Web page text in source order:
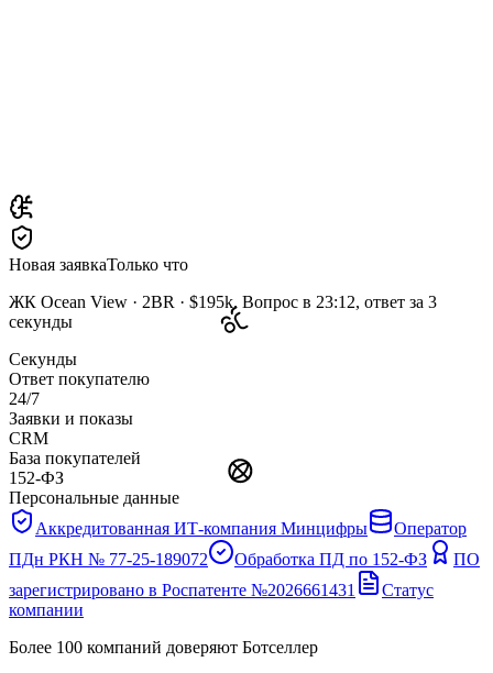
Новая заявкаТолько что
ЖК Ocean View · 2BR · $195k. Вопрос в 23:12, ответ за 3
секунды
Секунды
Ответ покупателю
24/7
Заявки и показы
CRM
База покупателей
152-ФЗ
Персональные данные
Аккредитованная ИТ-компания Минцифры
Оператор
ПДн РКН № 77-25-189072
Обработка ПД по 152-ФЗ
ПО
зарегистрировано в Роспатенте №2026661431
Статус
компании
Более 100 компаний доверяют Ботселлер